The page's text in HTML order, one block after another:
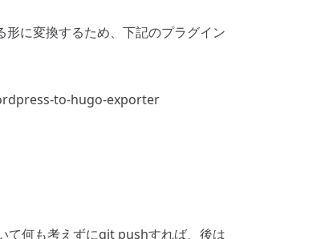
に変換するため、下記のプラグイン
to-hugo-exporter
て何も考えずにgit pushすれば、後は